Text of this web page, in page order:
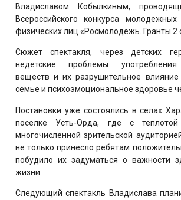
Владиславом Кобылкиным,
Всероссийского конкурса
физических лиц «Росмолодежь. Гранты 2
Сюжет спектакля, через детских
недетские проблемы употребления
веществ и их разрушительное
семье и психоэмоциональное здоровье
Постановки уже состоялись в селах
поселке Усть-Орда, где с
многочисленной зрительской
не только принесло ребятам
побудило их задуматься о важности
жизни.
Следующий спектакль Владислава